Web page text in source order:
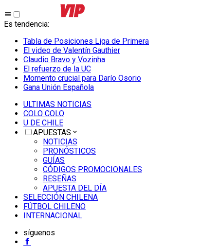
Es tendencia:
Tabla de Posiciones Liga de Primera
El video de Valentín Gauthier
Claudio Bravo y Vozinha
El refuerzo de la UC
Momento crucial para Darío Osorio
Gana Unión Española
ULTIMAS NOTICIAS
COLO COLO
U DE CHILE
APUESTAS
NOTICIAS
PRONÓSTICOS
GUÍAS
CÓDIGOS PROMOCIONALES
RESEÑAS
APUESTA DEL DÍA
SELECCIÓN CHILENA
FÚTBOL CHILENO
INTERNACIONAL
síguenos